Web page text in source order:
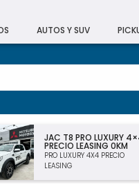
AUTOS Y SUV
JAC T8 PRO LUXURY
PRECIO LEASING 0KM
PRO LUXURY 4X4 PRECIO
LEASING